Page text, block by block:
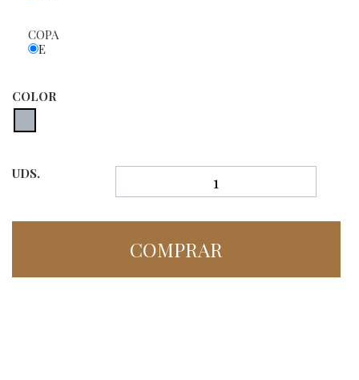
COPA
E
COLOR
UDS.
COMPRAR